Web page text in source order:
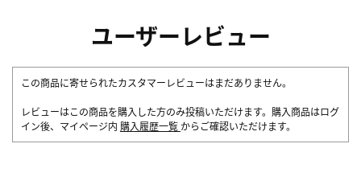
ユーザーレビュー
この商品に寄せられたカスタマーレビューはまだありません。
レビューはこの商品を購入した方のみ投稿いただけます。購入商品はログ
イン後、マイページ内 購入履歴一覧 からご確認いただけます。